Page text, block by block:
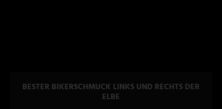
BESTER BIKERSCHMUCK LINKS UND RECHTS DER
ELBE